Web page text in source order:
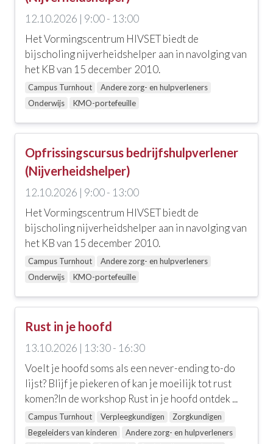
Online Vorming
PKOKC
Protestantse kerk Turnhout
Villa Imagina
Webinar
Wondcentrum te Roeselare
Andere
Alle opties
KMO-portefeuille
12.10.2026 | 9:00 - 13:00
Het Vormingscentrum HIVSET biedt de
bijscholing nijverheidshelper aan in navolging van
het KB van 15 december 2010.
Campus Turnhout
Andere zorg- en hulpverleners
Onderwijs
KMO-portefeuille
Opfrissingscursus bedrijfshulpverlener
(Nijverheidshelper)
12.10.2026 | 9:00 - 13:00
Het Vormingscentrum HIVSET biedt de
bijscholing nijverheidshelper aan in navolging van
het KB van 15 december 2010.
Campus Turnhout
Andere zorg- en hulpverleners
Onderwijs
KMO-portefeuille
Rust in je hoofd
13.10.2026 | 13:30 - 16:30
Voelt je hoofd soms als een never-ending to-do
lijst? Blijf je piekeren of kan je moeilijk tot rust
komen?In de workshop Rust in je hoofd ontdek ...
Campus Turnhout Verpleegkundigen
Zorgkundigen
Begeleiders van kinderen
Andere zorg- en hulpverleners